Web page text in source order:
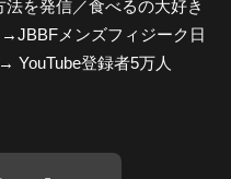
を発信／食べるの大好き
メンズフィジーク日
YouTube登録者5万人